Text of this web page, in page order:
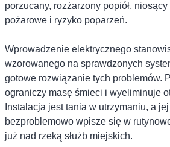
porzucany, rozżarzony popiół,
pożarowe i ryzyko poparzeń.
Wprowadzenie elektrycznego
wzorowanego na sprawdzonych
gotowe rozwiązanie tych problemów.
ograniczy masę śmieci i wyeliminuje
Instalacja jest tania w utrzymaniu, a
bezproblemowo wpisze się w
już nad rzeką służb miejskich.